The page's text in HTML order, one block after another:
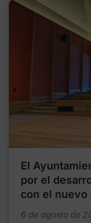
El
por el
con el nuevo
6 de agosto de